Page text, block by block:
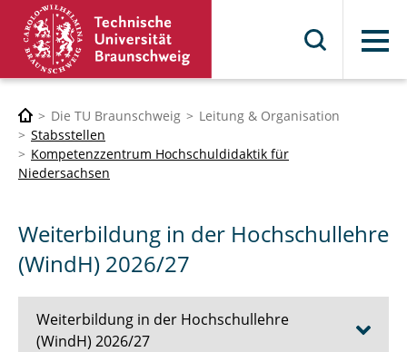
Menü
Die TU Braunschweig
Leitung & Organisation
Stabsstellen
Kompetenzzentrum Hochschuldidaktik für
Niedersachsen
Weiterbildung in der Hochschullehre
(WindH) 2026/27
Weiterbildung in der Hochschullehre
(WindH) 2026/27